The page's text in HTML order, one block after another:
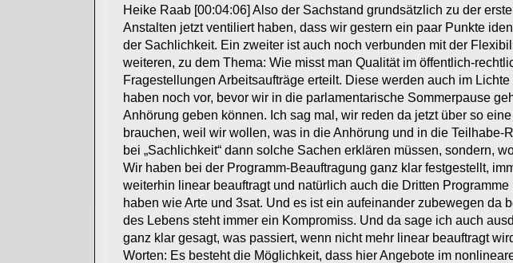
Heike Raab [00:04:06] Also der Sachstand grundsätzlich zu der
Anstalten jetzt ventiliert haben, dass wir gestern ein paar Punkte
der Sachlichkeit. Ein zweiter ist auch noch verbunden mit der
weiteren, zu dem Thema: Wie misst man Qualität im öffentlich-
Fragestellungen Arbeitsaufträge erteilt. Diese werden auch im
haben noch vor, bevor wir in die parlamentarische Sommerpause
Anhörung geben können. Ich sag mal, wir reden da jetzt über so
brauchen, weil wir wollen, was in die Anhörung und in die
bei „Sachlichkeit“ dann solche Sachen erklären müssen, sondern,
Wir haben bei der Programm-Beauftragung ganz klar festgestellt,
weiterhin linear beauftragt und natürlich auch die Dritten
haben wie Arte und 3sat. Und es ist ein aufeinander zubewegen
des Lebens steht immer ein Kompromiss. Und da sage ich auch
ganz klar gesagt, was passiert, wenn nicht mehr linear beauftragt
Worten: Es besteht die Möglichkeit, dass hier Angebote im